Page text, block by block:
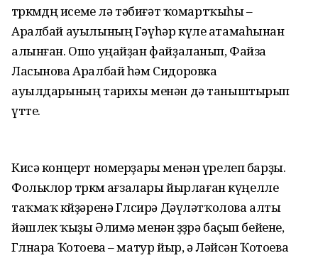
төркөмдөң исеме лә тәбиғәт ҡомартҡыһы –
Аралбай ауылының Гәүһәр күле атамаһынан
алынған. Ошо уңайҙан файҙаланып, Файза
Ласынова Аралбай һәм Сидоровка
ауылдарының тарихы менән дә таныштырып
үтте.
Кисә концерт номерҙары менән үрелеп барҙы.
Фольклор төркөмө ағзалары йырлаған күңелле
таҡмаҡ көйҙәренә Гөлсирә Дәүләтҡолова алты
йәшлек ҡыҙы Әлимә менән өҙҙөрә баҫып бейене,
Гөлнара Ҡотоева – матур йыр, ә Ләйсән Ҡотоева